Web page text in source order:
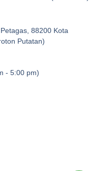
88200 Kota
Putatan)
- 5:00 pm)